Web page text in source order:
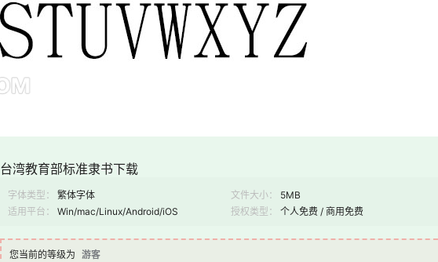
台湾教育部标准隶书下载
字体类型： 繁体字体 文件大小：
5MB
适用平台：
Win/mac/Linux/Android/iOS 授权类型： 个人免费 / 商用免费
您当前的等级为 游客